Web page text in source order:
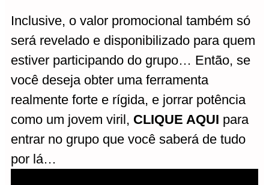
Inclusive, o valor promocional também só
será revelado e disponibilizado para quem
estiver participando do grupo… Então, se
você deseja obter uma ferramenta
realmente forte e rígida, e jorrar potência
como um jovem viril, CLIQUE AQUI para
entrar no grupo que você saberá de tudo
por lá…